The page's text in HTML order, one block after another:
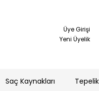
Üye Girişi
Yeni Üyelik
Saç Kaynakları